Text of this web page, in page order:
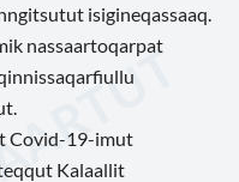
isigineqassaaq.
nassaartoqarpat
Covid-19-imut
Kalaallit